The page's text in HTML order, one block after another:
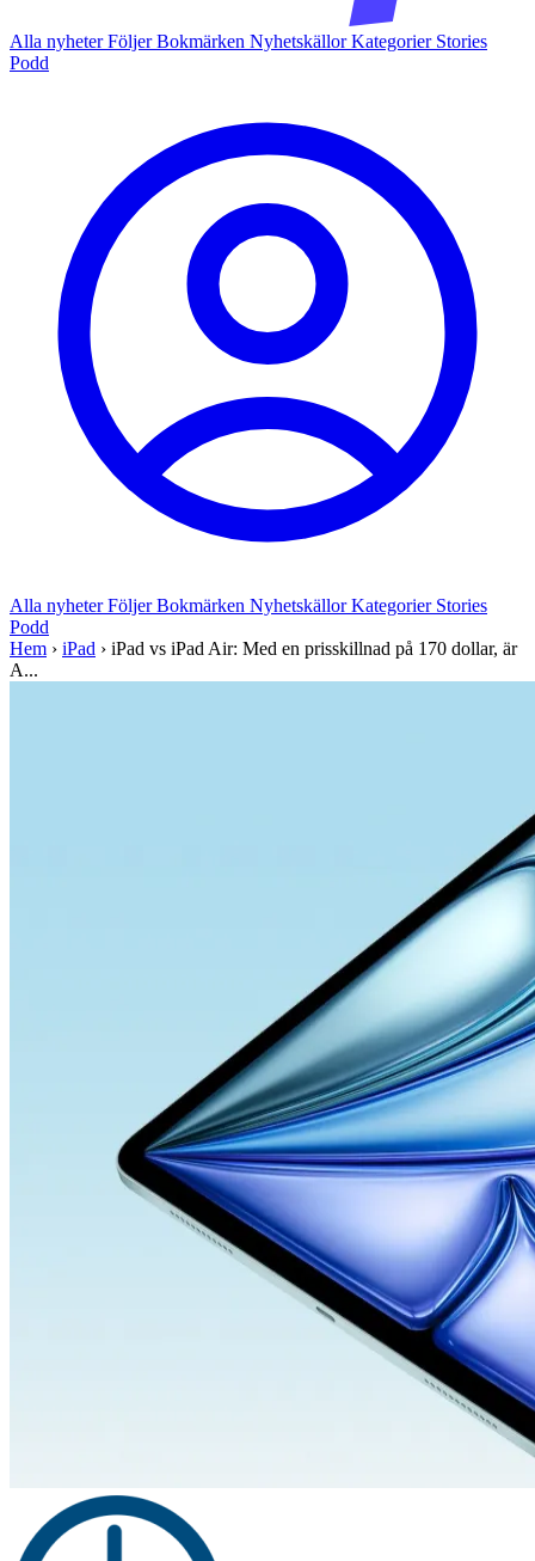
Alla nyheterFöljerBokmärken NyhetskällorKategorier Stories
Podd
Alla nyheterFöljerBokmärken NyhetskällorKategorier Stories
Podd
Hem › iPad › iPad vs iPad Air: Med en prisskillnad på 170 dollar, är
A...